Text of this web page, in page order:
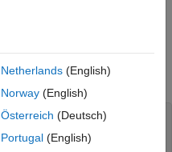
Netherlands(English)
Norway(English)
Österreich (Deutsch)
Portugal(English)